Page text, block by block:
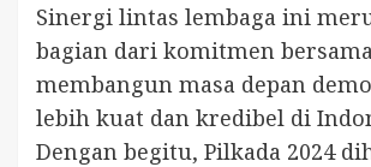
Sinergi lintas lembaga ini
bagian dari komitmen
membangun masa depan
lebih kuat dan kredibel di
Dengan begitu, Pilkada 2024